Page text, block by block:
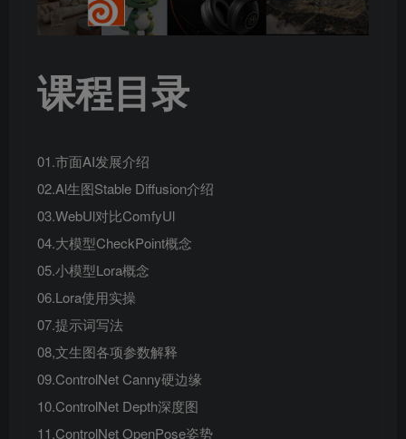
课程目录
01.市面AI发展介绍
02.Al生图Stable Diffusion介绍
03.WebUl对比ComfyUl
04.大模型CheckPoint概念
05.小模型Lora概念
06.Lora使用实操
07.提示词写法
08,文生图各项参数解释
09.ControlNet Canny硬边缘
10.ControlNet Depth深度图
11.ControlNet OpenPose姿势